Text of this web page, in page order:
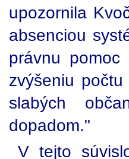
upozornila
absenciou
právnu
zvýšeniu
slabých
dopadom."
V tejto